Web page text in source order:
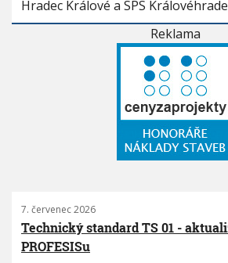
Hradec Králové a SPS
Reklama
7. červenec 2026
Technický standard TS 01 -
PROFESISu